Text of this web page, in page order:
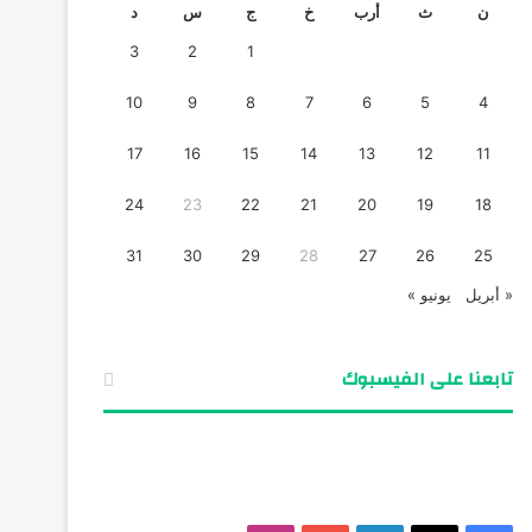
ن ث أرب خ ج س د
1
2
3
4
5
6
7
8
9
10
11
12
13
14
15
16
17
18
19
20
21
22
23
24
25
26
27
28
29
30
31
« أبريل يونيو »
تابعنا على الفيسبوك